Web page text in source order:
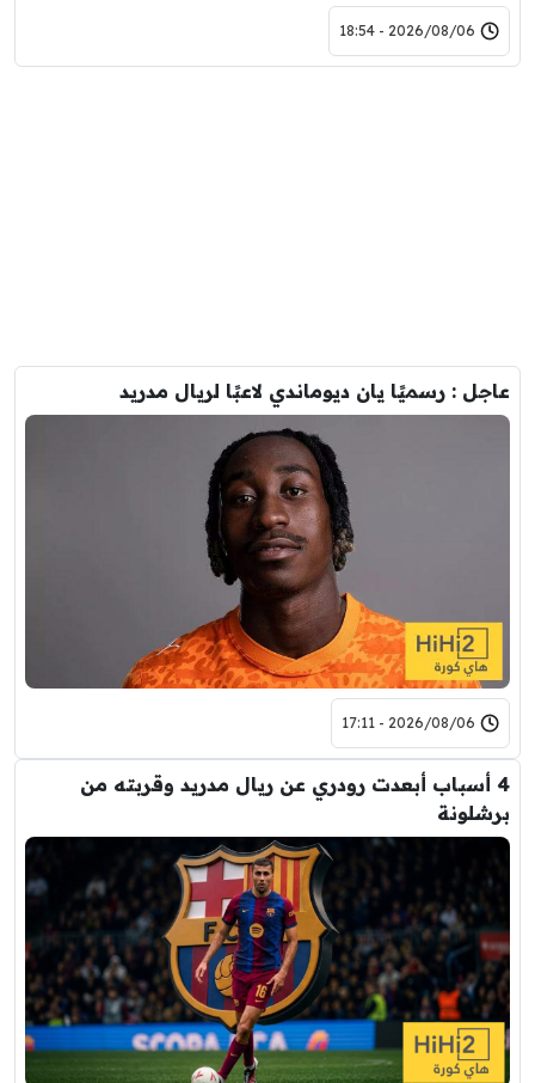
2026/08/06 - 18:54
عاجل : رسميًا يان ديوماندي لاعبًا لريال مدريد
2026/08/06 - 17:11
4 أسباب أبعدت رودري عن ريال مدريد وقربته من
برشلونة